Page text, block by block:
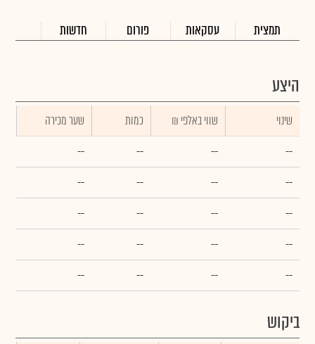
תמצית עסקאות פורום חדשות
היצע
שינוי ₪ שווי באלפי כמות
שער מכירה
--
--
--
--
--
--
--
--
--
--
--
--
--
--
--
--
--
--
--
--
ביקוש